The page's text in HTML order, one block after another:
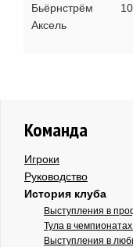
Бьёрнстрём
Аксель
Команда
Игроки
Руководство
История клуба
Выступления в
Тула в
Выступления в